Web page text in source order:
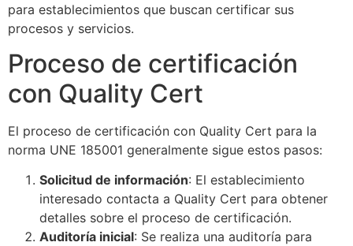
para establecimientos que buscan certificar sus
procesos y servicios.
Proceso de certificación
con Quality Cert
El proceso de certificación con Quality Cert para la
norma UNE 185001 generalmente sigue estos pasos:
Solicitud de información: El establecimiento
interesado contacta a Quality Cert para obtener
detalles sobre el proceso de certificación.
Auditoría inicial: Se realiza una auditoría para